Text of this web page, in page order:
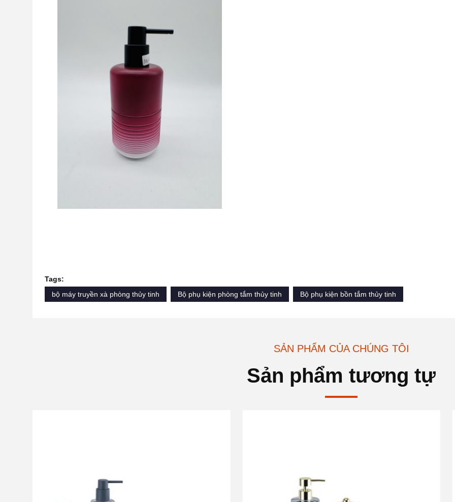
Tags:
bộ máy truyền xà phòng thủy tinh
Bộ phụ kiện phòng tắm thủy tinh Bộ phụ kiện bồn tắm thủy tinh
SẢN PHẨM CỦA CHÚNG TÔI
Sản phẩm tương tự